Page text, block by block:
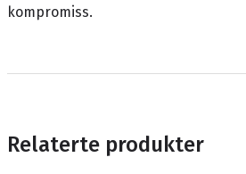
kompromiss.
Relaterte produkter